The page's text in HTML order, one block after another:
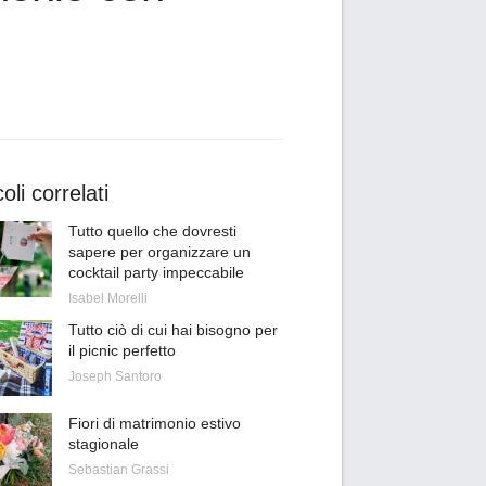
correlati
Tutto quello che dovresti
sapere per organizzare un
cocktail party impeccabile
Isabel Morelli
Tutto ciò di cui hai bisogno per
il picnic perfetto
Joseph Santoro
Fiori di matrimonio estivo
stagionale
Sebastian Grassi